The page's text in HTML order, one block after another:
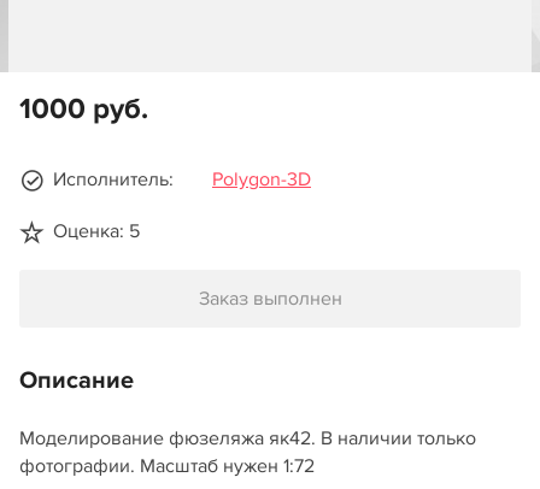
1000 руб.
Исполнитель: Polygon-3D
Оценка: 5
Заказ выполнен
Описание
Моделирование фюзеляжа як42. В наличии только
фотографии. Масштаб нужен 1:72